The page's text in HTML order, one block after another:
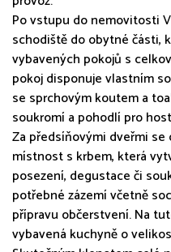
Po vstupu do nemovitosti
schodiště do obytné části,
vybavených pokojů s
pokoj disponuje vlastním
se sprchovým koutem a
soukromí a pohodlí pro
Za předsíňovými dveřmi
místnost s krbem, která
posezení, degustace či
potřebné zázemí včetně
přípravu občerstvení. Na
vybavená kuchyně o